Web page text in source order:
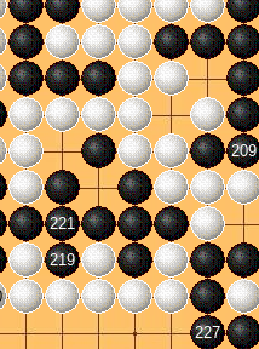
209
219
221
227